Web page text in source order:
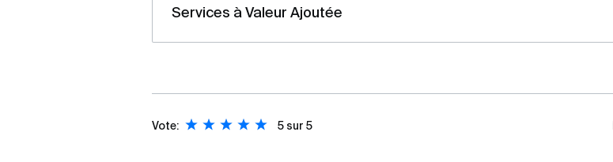
Services à Valeur Ajoutée
Vote: 5 sur 5